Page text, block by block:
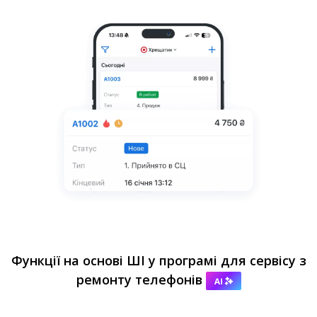
Функції на основі ШІ у програмі для сервісу з
ремонту телефонів